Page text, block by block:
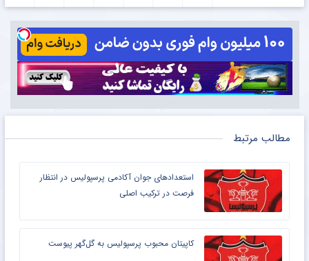
مطالب مرتبط
استعدادهای جوان آکادمی پرسپولیس در انتظار
فرصت در ترکیب اصلی
کاپیتان محبوب پرسپولیس به گل‌گهر پیوست